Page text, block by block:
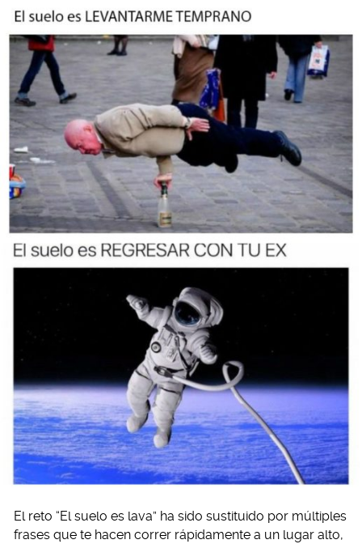
El reto “El suelo es lava” ha sido sustituido por múltiples
frases que te hacen correr rápidamente a un lugar alto,